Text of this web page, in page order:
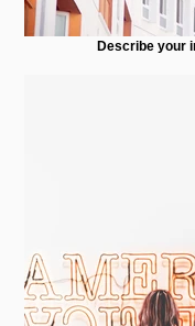
Describe your